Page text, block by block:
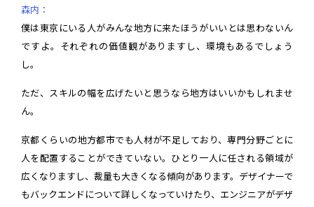
森内：
僕は東京にいる人がみんな地方に来たほうがいいとは思わないん
ですよ。それぞれの価値観がありますし、環境もあるでしょう
し。
ただ、スキルの幅を広げたいと思うなら地方はいいかもしれませ
ん。
京都くらいの地方都市でも人材が不足しており、専門分野ごとに
人を配置することができていない。ひとり一人に任される領域が
広くなりますし、裁量も大きくなる傾向があります。デザイナーで
もバックエンドについて詳しくなっていけたり、エンジニアがデザ